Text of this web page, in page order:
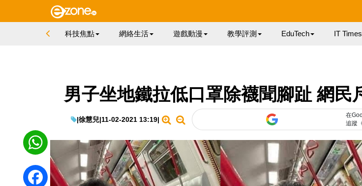
科技焦點 網絡生活 遊戲動漫 教學評測 EduTech IT Times
男子坐地鐵拉低口罩除襪聞腳趾 網民
|徐慧兒|11-02-2021 13:19|
在
追蹤
WhatsApp